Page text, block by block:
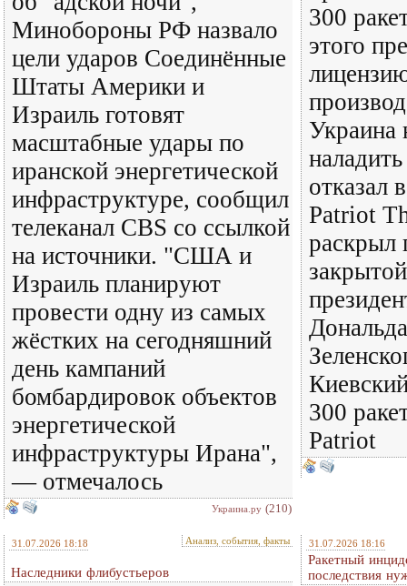
Минобороны РФ назвало
цели ударов Соединённые
Штаты Америки и
Израиль готовят
масштабные удары по
иранской энергетической
инфраструктуре, сообщил
телеканал CBS со ссылкой
на источники. "США и
Израиль планируют
провести одну из самых
жёстких на сегодняшний
день кампаний
бомбардировок объектов
энергетической
инфраструктуры Ирана",
— отмечалось
Украина.ру (210)
300
этого
Украина
отказал
Patriot
раскрыл
300
Patriot
31.07.2026 18:18 Анализ, события, факты
Наследники флибустьеров
31.07.2026 18:16
Ракетный
последствия